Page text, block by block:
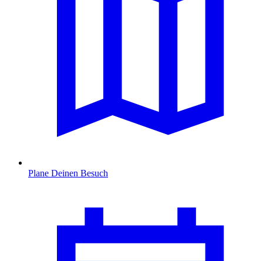
Plane Deinen Besuch